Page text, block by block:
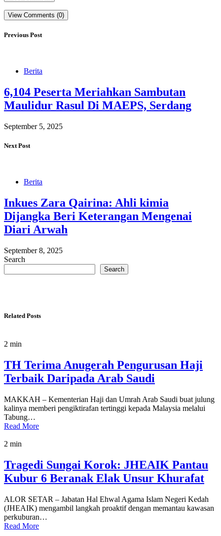
View Comments (0)
Previous Post
Berita
6,104 Peserta Meriahkan Sambutan
Maulidur Rasul Di MAEPS, Serdang
September 5, 2025
Next Post
Berita
Inkues Zara Qairina: Ahli kimia
Dijangka Beri Keterangan Mengenai
Diari Arwah
September 8, 2025
Search
Search
Related Posts
2 min
TH Terima Anugerah Pengurusan Haji
Terbaik Daripada Arab Saudi
MAKKAH – Kementerian Haji dan Umrah Arab Saudi buat julung
kalinya memberi pengiktirafan tertinggi kepada Malaysia melalui
Tabung…
Read More
2 min
Tragedi Sungai Korok: JHEAIK Pantau
Kubur 6 Beranak Elak Unsur Khurafat
ALOR SETAR – Jabatan Hal Ehwal Agama Islam Negeri Kedah
(JHEAIK) mengambil langkah proaktif dengan memantau kawasan
perkuburan…
Read More